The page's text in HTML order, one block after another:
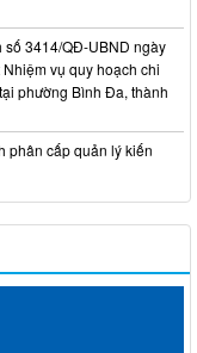
số 3414/QĐ-UBND ngày
vụ quy hoạch chi
phường Bình Đa, thành
phân cấp quản lý kiến